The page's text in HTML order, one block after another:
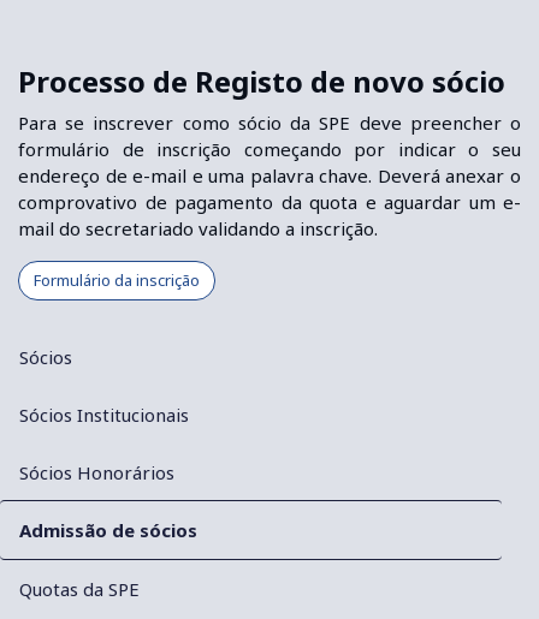
Sócios
Sócios Institucionais
Sócios Honorários
Admissão de sócios
Quotas da SPE
Processo de Registo de novo sócio
Para se inscrever como sócio da SPE deve preencher o
formulário de inscrição começando por indicar o seu
endereço de e-mail e uma palavra chave. Deverá anexar o
comprovativo de pagamento da quota e aguardar um e-
mail do secretariado validando a inscrição.
Formulário da inscrição